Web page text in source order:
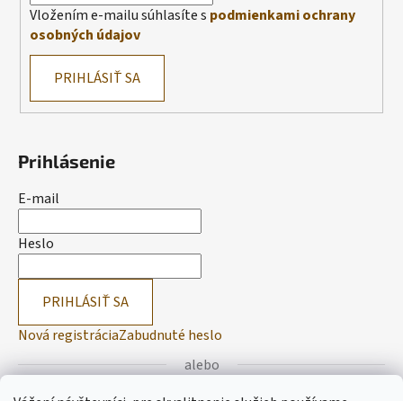
Vložením e-mailu súhlasíte s podmienkami ochrany
osobných údajov
PRIHLÁSIŤ SA
Prihlásenie
E-mail
Heslo
PRIHLÁSIŤ SA
Nová registráciaZabudnuté heslo
alebo